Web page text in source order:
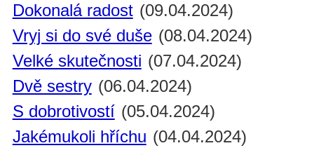
Dokonalá radost (09.04.2024)
Vryj si do své duše (08.04.2024)
Velké skutečnosti (07.04.2024)
Dvě sestry (06.04.2024)
S dobrotivostí (05.04.2024)
Jakémukoli hříchu (04.04.2024)